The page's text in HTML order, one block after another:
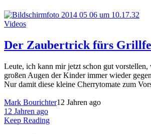
Videos
Der Zaubertrick fürs
Leute, ich kann mir jetzt schon gut
großen Augen der Kinder immer wieder
Nur damit diese kleine Cherrytomate zum
Mark Bourichter12 Jahren ago
12 Jahren ago
Keep Reading